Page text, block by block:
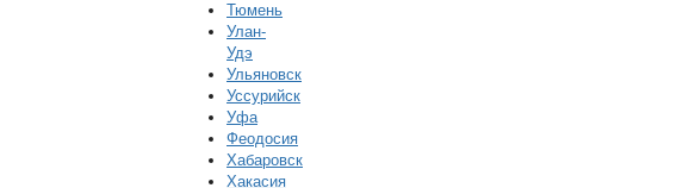
Тюмень
Улан-
Удэ
Ульяновск
Уссурийск
Уфа
Феодосия
Хабаровск
Хакасия